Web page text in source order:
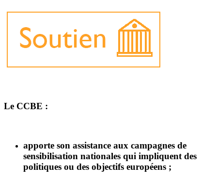
Le CCBE :
apporte son assistance aux campagnes de
sensibilisation nationales qui impliquent des
politiques ou des objectifs européens ;